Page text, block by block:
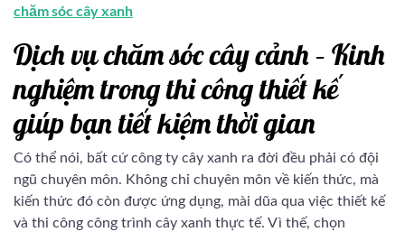
chăm sóc cây xanh
Dịch vụ chăm sóc cây cảnh – Kinh
nghiệm trong thi công thiết kế
giúp bạn tiết kiệm thời gian
Có thể nói, bất cứ công ty cây xanh ra đời đều phải có đội
ngũ chuyên môn. Không chỉ chuyên môn về kiến thức, mà
kiến thức đó còn được ứng dụng, mài dũa qua việc thiết kế
và thi công công trình cây xanh thực tế. Vì thế, chọn